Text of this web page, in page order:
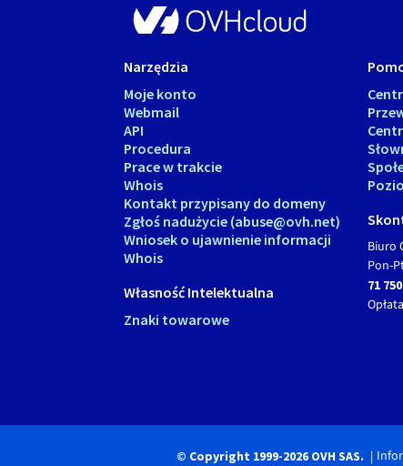
Narzędzia
Moje konto
Webmail
API
Procedura
Prace w trakcie
Whois
Kontakt przypisany do domeny
Zgłoś nadużycie (abuse@ovh.net)
Wniosek o ujawnienie informacji
Whois
Własność Intelektualna
Znaki towarowe
Biuro
Pon-
71
© Copyright 1999-2026 OVH SAS.